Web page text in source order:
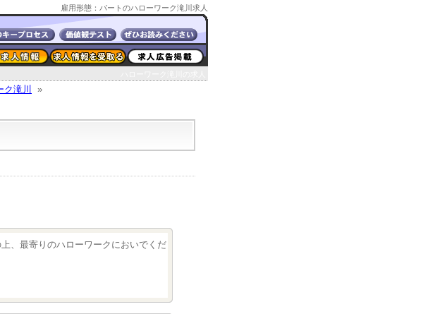
雇用形態：パートのハローワーク滝川求人
滝川
»
、最寄りのハローワークにおいでくだ